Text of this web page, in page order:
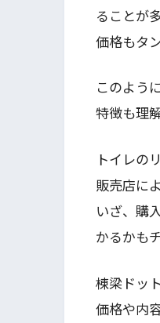
ることが
価格もタ
このよう
特徴も理
トイレの
販売店に
いざ、購
かるかも
棟梁ドッ
価格や内